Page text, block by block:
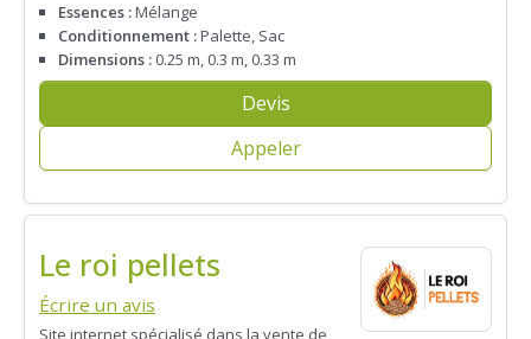
Essences :Mélange
Conditionnement :Palette, Sac
Dimensions : 0.25 m, 0.3 m, 0.33 m
Devis
Appeler
Le roi pellets
Écrire un avis
Site internet spécialisé dans la vente de